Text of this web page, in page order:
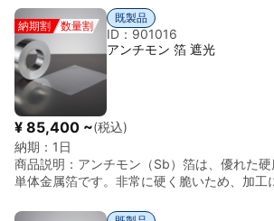
科学走査型トンネル顕微鏡（STM）による単
構造解析低速電子回折（LEED）による表面再
ノロジーアンチモン表面上への異種金属クラ
加工と仕上げの技術的困難アンチモンは「金
ミックス」のように脆いため、トップハット
な技術が必要です。方位出し: ラウエ（Laue
し、脆い結晶を破壊しないよう慎重に固定し
常の旋盤加工では割れてしまうため、ワイヤ
研削機を用いて、少しずつ凸型に削り出しま
工によって導入された微細なクラックや歪み
最終的に化学研磨や電解研磨を組み合わせて
結晶の向きによって電気伝導率や熱電特性が
方位を制御した単結晶は基礎物理学の理論検
ロジカル材料の研究: アンチモンはトポロジ
ク半金属の研究における重要なプラットフォ
清浄な単結晶表面はARPES（角分解光電子分
かせません。高品質なエピタキシャル基板:
InSb等）や磁性薄膜を成長させる際のテンプ
整合性を利用した高品質な膜成長を可能にし
価: 高いゼーベック係数を持つため、新しい
向けた単結晶レベルでの性能評価に使用され
の応用: 特定の波長の中性子線を効率よく反
材としても使用されます。 主に鉛との合金化
されることが多く、バッテリー極板や耐摩耗
求められる工業用途での利用が一般的です。
でも、電子部品、精密機械、放電材などの特
す。 ■ 主な用途 バッテリー極板用合金材、
ート、精密機械部品、放電材 など ■ 材質 ア
体またはPb-Sb系合金化用途 ■ 比重（密度
徴まとめ 高硬度◎／耐摩耗性◎／加工性特殊
耐久性◎ ■ 形状 箔材（フォイル）／各種厚
は硬度が高く脆いため注意が必要です。通常
金で使用されることが多いです。
納期割 数量割
既製品
ID：901016
アンチモン 箔 遮光
¥ 85,400 ~(税込)
納期： 1日
商品説明： アンチモン（Sb）箔は、優れた
単体金属箔です。非常に硬く脆いため、加工
材としても使用されます。 主に鉛との合金化